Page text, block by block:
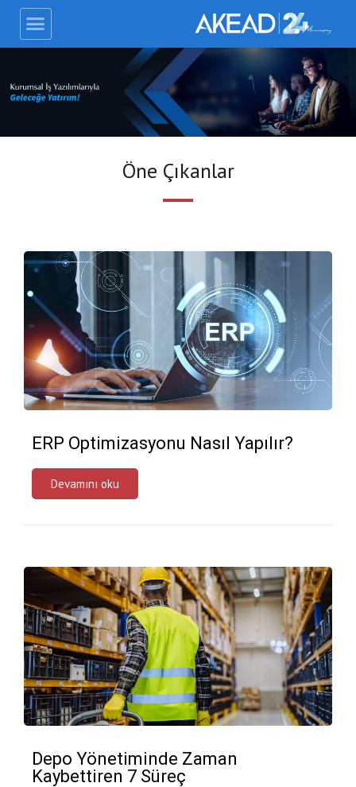
Öne Çıkanlar
ERP Optimizasyonu Nasıl Yapılır?
Devamını oku
Depo Yönetiminde Zaman
Kaybettiren 7 Süreç